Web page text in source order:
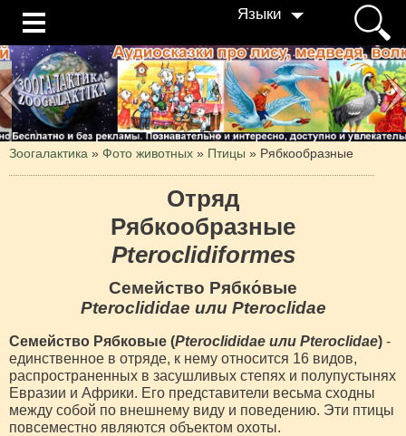
Языки
Зоогалактика » Фото животных » Птицы » Рябкообразные
Отряд
Рябкообразные
Pteroclidiformes
Семейство Рябко́вые
Pteroclididae или Pteroclidae
Семейство Рябковые (Pteroclididae или Pteroclidae) -
единственное в отряде, к нему относится 16 видов,
распространенных в засушливых степях и полупустынях
Евразии и Африки. Его представители весьма сходны
между собой по внешнему виду и поведению. Эти птицы
повсеместно являются объектом охоты.